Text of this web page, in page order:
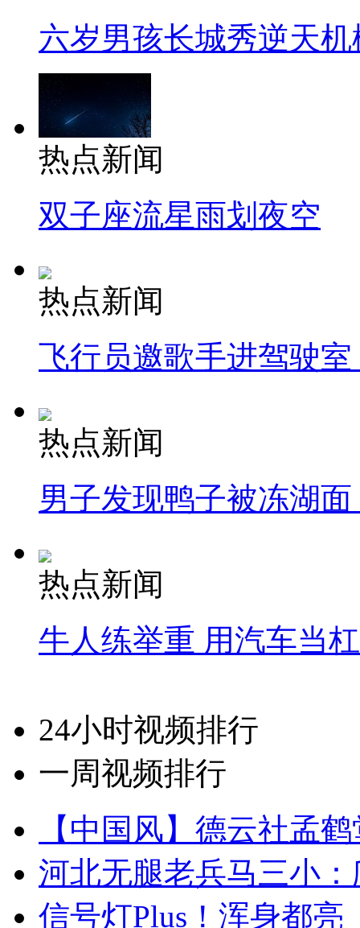
六岁男孩长城秀逆天机
热点新闻
双子座流星雨划夜空
热点新闻
飞行员邀歌手进驾驶
热点新闻
男子发现鸭子被冻湖
热点新闻
牛人练举重 用汽车当
24小时视频排行
一周视频排行
【中国风】德云社孟
河北无腿老兵马三小
信号灯Plus！浑身都亮